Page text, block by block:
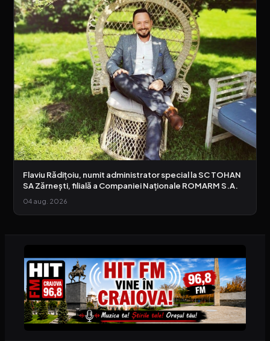
Flaviu Rădițoiu, numit administrator special la SC TOHAN
SA Zărnești, filială a Companiei Naționale ROMARM S.A.
04 aug. 2026